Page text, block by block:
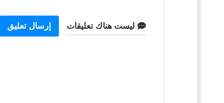
ليست هناك تعليقات إرسال تعليق